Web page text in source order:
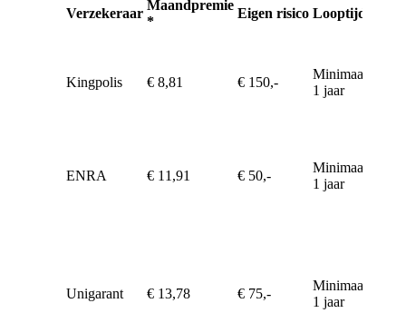
Verzekeraar
Maandpremie
*
Eigen risico Looptijd
Kingpolis € 8,81 € 150,-
Minimaal
1 jaar
ENRA € 11,91 € 50,-
Minimaal
1 jaar
Unigarant € 13,78 € 75,-
Minimaal
1 jaar